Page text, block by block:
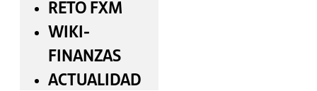
RETO FXM
WIKI-
FINANZAS
ACTUALIDAD